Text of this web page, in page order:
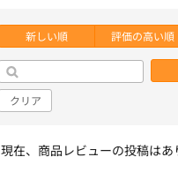
新しい順 評価の高い順
クリア
現在、商品レビューの投稿はあ